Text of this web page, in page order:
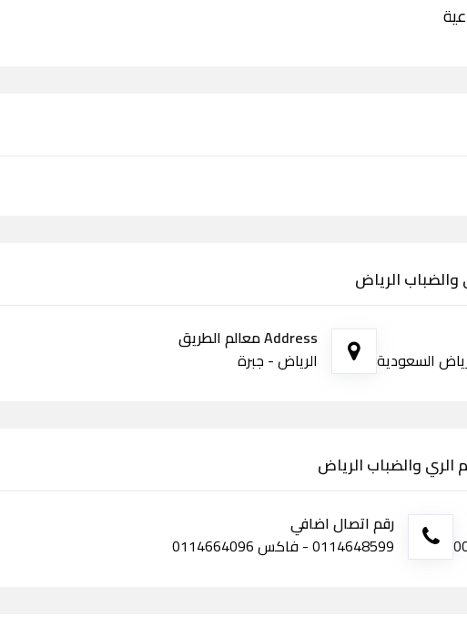
الرياض
السعودية
Address معالم الطريق
الرياض - جبرة
والضباب الرياض
رقم اتصال اضافي
0114648599 - فاكس 0114664096